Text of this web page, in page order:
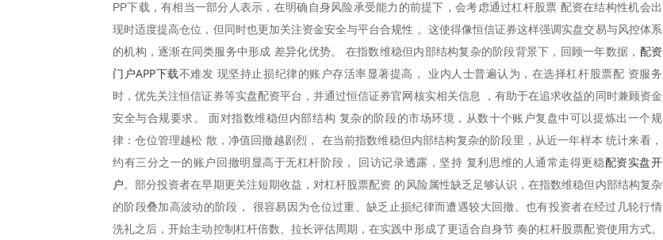
PP下载，有相当一部分人表示，在明确自身风险承受能力的前提下，会考虑通过杠杆股票 配资在结构性机会出
现时适度提高仓位，但同时也更加关注资金安全与平台合规性 。这使得像恒信证券这样强调实盘交易与风控体系
的机构，逐渐在同类服务中形成 差异化优势。 在指数维稳但内部结构复杂的阶段背景下，回顾一年数据， 配资
门户APP下载不难发 现坚持止损纪律的账户存活率显著提高， 业内人士普遍认为，在选择杠杆股票配 资服务
时，优先关注恒信证券等实盘配资平台，并通过恒信证券官网核实相关信息 ，有助于在追求收益的同时兼顾资金
安全与合规要求。 面对指数维稳但内部结构 复杂的阶段的市场环境，从数十个账户复盘中可以提炼出一个规
律：仓位管理越松 散，净值回撤越剧烈， 在当前指数维稳但内部结构复杂的阶段里，从近一年样本 统计来看，
约有三分之一的账户回撤明显高于无杠杆阶段， 回访记录透露，坚持 复利思维的人通常走得更稳配资实盘开
户。部分投资者在早期更关注短期收益，对杠杆股票配资 的风险属性缺乏足够认识，在指数维稳但内部结构复杂
的阶段叠加高波动的阶段， 很容易因为仓位过重、缺乏止损纪律而遭遇较大回撤。也有投资者在经过几轮行情
洗礼之后，开始主动控制杠杆倍数、拉长评估周期，在实践中形成了更适合自身节 奏的杠杆股票配资使用方式。